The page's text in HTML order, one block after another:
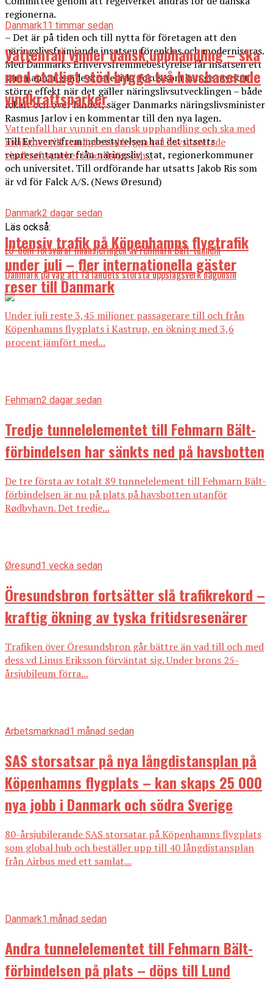
regionerna.
– Det är på tiden och till nytta för företagen att den
näringslivsfrämjande insatsen förenklas och moderniseras.
Med Danmarks Erhvervsfremmebestyrelse får insatsen ett
sammanhängande strategiskt fokus som kan ge mycket
större effekt när det gäller näringslivsutvecklingen – både
lokalt och över landet, säger Danmarks näringslivsminister
Rasmus Jarlov i en kommentar till den nya lagen.
Till Erhvervsfremmebestyrelsen har det utsetts
representanter från näringsliv, stat, regionerkommuner
och universitet. Till ordförande har utsatts Jakob Ris som
är vd för Falck A/S. (News Øresund)
Läs också:
EU-dom försvårar finansieringen av Fehmarn Bält-tunneln
Danmark på väg att få landets största uppslagsverk någonsin
Danmark11 timmar sedan
Vattenfall vinner dansk upphandling – ska
med statligt stöd bygga två havsbaserade
vindkraftsparker
Vattenfall har vunnit en dansk upphandling och ska med
möjlighet till statligt stöd bygga två havsbaserade
vindkraftsparker i Nordsjön och...
Danmark2 dagar sedan
Intensiv trafik på Köpenhamns flygtrafik
under juli – fler internationella gäster
reser till Danmark
Under juli reste 3,45 miljoner passagerare till och från
Köpenhamns flygplats i Kastrup, en ökning med 3,6
procent jämfört med...
Fehmarn2 dagar sedan
Tredje tunnelelementet till Fehmarn Bält-
förbindelsen har sänkts ned på havsbotten
De tre första av totalt 89 tunnelelement till Fehmarn Bält-
förbindelsen är nu på plats på havsbotten utanför
Rødbyhavn. Det tredje...
Øresund1 vecka sedan
Öresundsbron fortsätter slå trafikrekord –
kraftig ökning av tyska fritidsresenärer
Trafiken över Öresundsbron går bättre än vad till och med
dess vd Linus Eriksson förväntat sig. Under brons 25-
årsjubileum förra...
Arbetsmarknad1 månad sedan
SAS storsatsar på nya långdistansplan på
Köpenhamns flygplats – kan skaps 25 000
nya jobb i Danmark och södra Sverige
80-årsjubilerande SAS storsatar på Köpenhamns flygplats
som global hub och beställer upp till 40 långdistansplan
från Airbus med ett samlat...
Danmark1 månad sedan
Andra tunnelelementet till Fehmarn Bält-
förbindelsen på plats – döps till Lund